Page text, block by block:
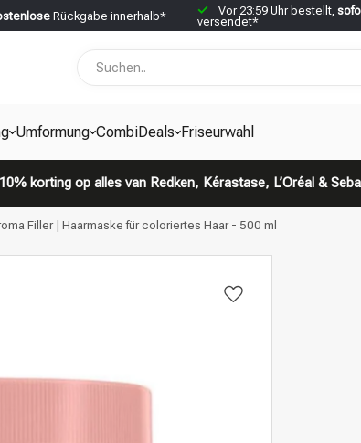
Rückgabe innerhalb* Vor 23:59 Uhr bestellt,
versendet*
Umformung CombiDeals Friseurwahl
korting op alles van Redken, Kérastase, L’Oréal &
Filler | Haarmaske für coloriertes Haar - 500 ml